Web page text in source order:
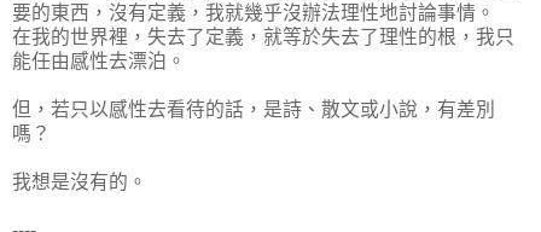
要的東西，沒有定義，我就幾乎沒辦法理性地討論事情。
在我的世界裡，失去了定義，就等於失去了理性的根，我只
能任由感性去漂泊。
但，若只以感性去看待的話，是詩、散文或小說，有差別
嗎？
我想是沒有的。